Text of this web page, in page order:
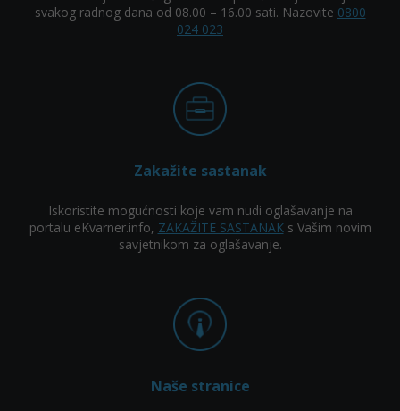
svakog radnog dana od 08.00 – 16.00 sati. Nazovite 0800
024 023
Zakažite sastanak
Iskoristite mogućnosti koje vam nudi oglašavanje na
portalu eKvarner.info, ZAKAŽITE SASTANAKs Vašim novim
savjetnikom za oglašavanje.
Naše stranice